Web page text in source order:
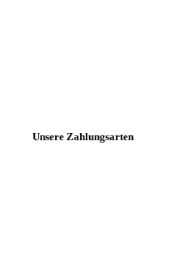
Unsere Zahlungsarten